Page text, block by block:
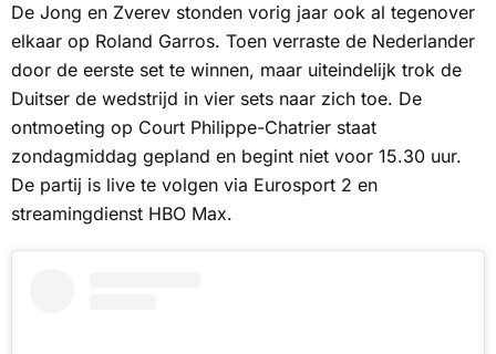
De Jong en Zverev stonden vorig jaar ook al tegenover
elkaar op Roland Garros. Toen verraste de Nederlander
door de eerste set te winnen, maar uiteindelijk trok de
Duitser de wedstrijd in vier sets naar zich toe. De
ontmoeting op Court Philippe-Chatrier staat
zondagmiddag gepland en begint niet voor 15.30 uur.
De partij is live te volgen via Eurosport 2 en
streamingdienst HBO Max.